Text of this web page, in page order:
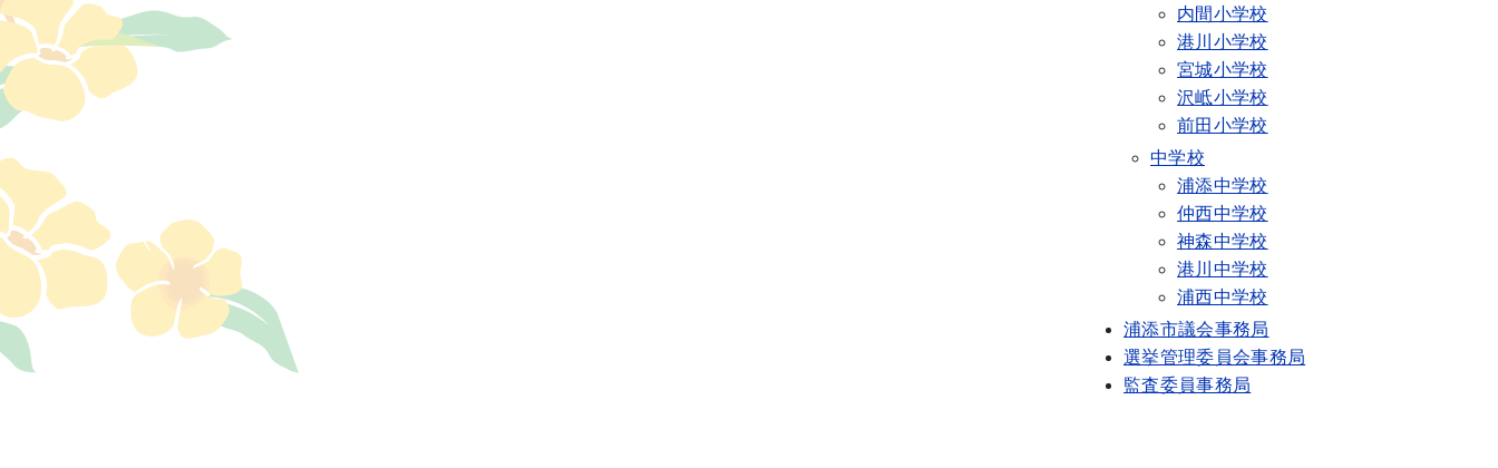
内間小学校
港川小学校
宮城小学校
沢岻小学校
前田小学校
中学校
浦添中学校
仲西中学校
神森中学校
港川中学校
浦西中学校
浦添市議会事務局
選挙管理委員会事務局
監査委員事務局